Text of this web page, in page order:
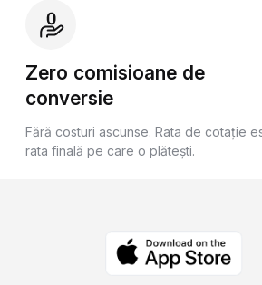
Zero comisioane de
conversie
Fără costuri ascunse. Rata de cotație
rata finală pe care o plătești.